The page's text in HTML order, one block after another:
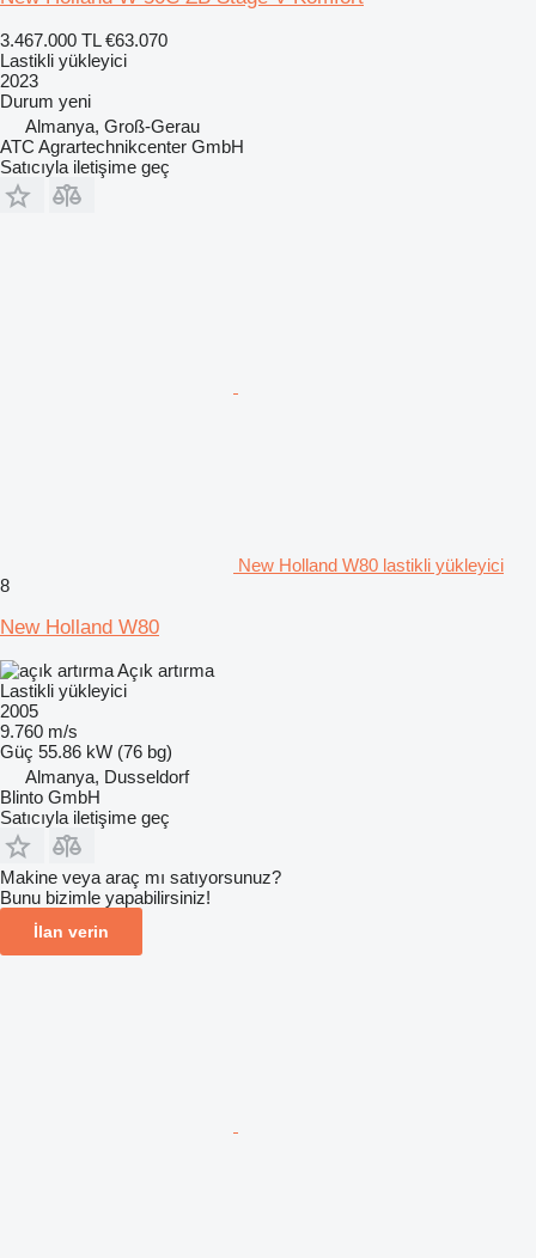
3.467.000 TL €63.070
Lastikli yükleyici
2023
Durum yeni
Almanya, Groß-Gerau
ATC Agrartechnikcenter GmbH
Satıcıyla iletişime geç
New Holland W80 lastikli yükleyici
8
New Holland W80
Açık artırma
Lastikli yükleyici
2005
9.760 m/s
Güç 55.86 kW (76 bg)
Almanya, Dusseldorf
Blinto GmbH
Satıcıyla iletişime geç
Makine veya araç mı satıyorsunuz?
Bunu bizimle yapabilirsiniz!
İlan verin